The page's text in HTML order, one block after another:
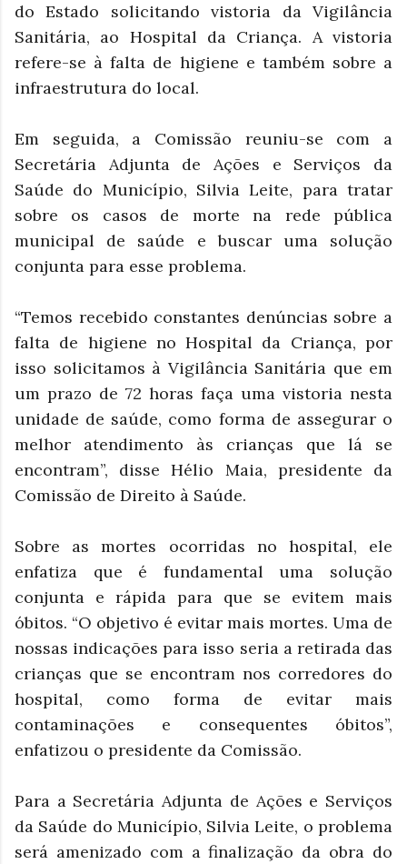
do Estado solicitando vistoria da Vigilância
Sanitária, ao Hospital da Criança. A vistoria
refere-se à falta de higiene e também sobre a
infraestrutura do local.
Em seguida, a Comissão reuniu-se com a
Secretária Adjunta de Ações e Serviços da
Saúde do Município, Silvia Leite, para tratar
sobre os casos de morte na rede pública
municipal de saúde e buscar uma solução
conjunta para esse problema.
“Temos recebido constantes denúncias sobre a
falta de higiene no Hospital da Criança, por
isso solicitamos à Vigilância Sanitária que em
um prazo de 72 horas faça uma vistoria nesta
unidade de saúde, como forma de assegurar o
melhor atendimento às crianças que lá se
encontram”, disse Hélio Maia, presidente da
Comissão de Direito à Saúde.
Sobre as mortes ocorridas no hospital, ele
enfatiza que é fundamental uma solução
conjunta e rápida para que se evitem mais
óbitos. “O objetivo é evitar mais mortes. Uma de
nossas indicações para isso seria a retirada das
crianças que se encontram nos corredores do
hospital, como forma de evitar mais
contaminações e consequentes óbitos”,
enfatizou o presidente da Comissão.
Para a Secretária Adjunta de Ações e Serviços
da Saúde do Município, Silvia Leite, o problema
será amenizado com a finalização da obra do